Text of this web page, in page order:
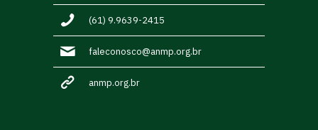
(61) 9.9639-2415
faleconosco@anmp.org.br
anmp.org.br